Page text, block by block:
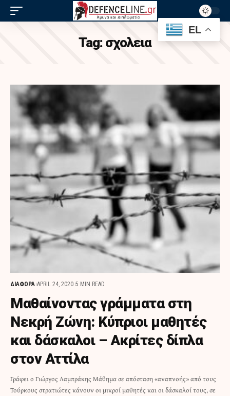
Tag: σχολεια
ΔΙΑΦΟΡΑ APRIL 24, 2020 5 MIN READ
Μαθαίνοντας γράμματα στη
Νεκρή Ζώνη: Κύπριοι μαθητές
και δάσκαλοι – Ακρίτες δίπλα
στον Αττίλα
Γράφει ο Γιώργος Λαμπράκης Μάθημα σε απόσταση «αναπνοής» από τους
Τούρκους στρατιώτες κάνουν οι μικροί μαθητές και οι δάσκαλοί τους, σε
EL